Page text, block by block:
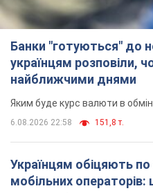
Українцям обіцяють по
мобільних операторів:
цими повідомленнями
Як не потрапити в пастку
6.08.2026 21:02 16,5 т.
Найдорожчий
забив "Карабаху" вже на
матчу. Відео